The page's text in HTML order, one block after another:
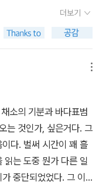
누쿠이 도쿠로의 신
미스터리로 풀어내는
타카
사건을 해결하는 귀족
의 특기인 본격미스터
건 풀이라는 짜임새
이다. 탐정이면서 추리
은 처음부터 독자들을
지만 작품 속에 등장하
통 후계자를 자타가
자꾸만 맨질맨질 만져
피어 북스피어에서
는 표지이지만 안주의
제법 고풍스럽고 예뻤
'의 표지를 더 신경써
유키토, 한스미디
펴내고 있는 관시리즈
면관)들을 칭찬하고
호불호가 갈릴 수도 있
놓고 보면 '아, 이 시리
'싶은 느낌을 쑥쑥 들게
이 익숙하게 범행을
도만큼이나 재빠르게
생각하는 순간
냉철하고 파격적인
것은 순전히 개인적
도 정말이지 최고로 잘
흐름과 구성이 굉장히
고 생각한 부분에서 강
조가 모든 것을 잃고 더
난 이 부분에서 함께 무
그녀의 팬이 되었지
강>도 재미있었지만,
잊혀지지 않아요. 그
위기의 단편이 있었는
도 그 단편의 확장판
쪽 숲으로 간 주인공은
영, 그 이름만으로도 저
위하여> : 지난달 꽤
간>, 그리고 6월에도
왕복서간>은 미나토 가
의 단편들이었기 때문에
더보기
소의 기분과 바다표범
는 것인가, 싶은거다. 그
다. 벌써 시간이 꽤 흘
읽는 도중 뭔가 다른 일
중단되었었다. 그 이